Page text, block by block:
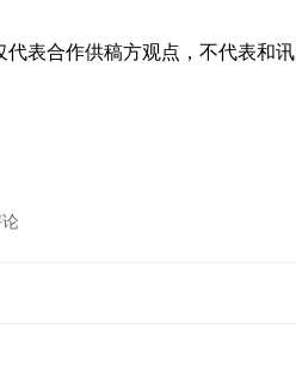
表合作供稿方观点，不代表和